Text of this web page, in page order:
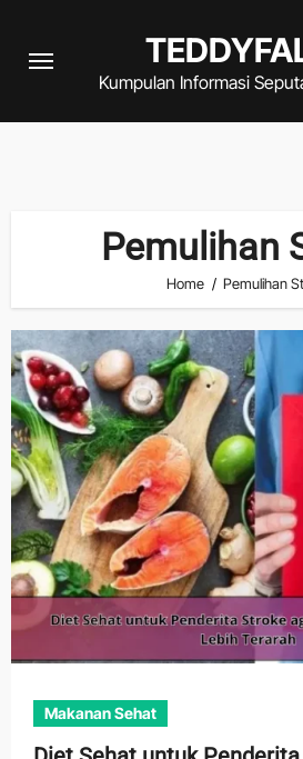
Kumpulan Informasi
Pemulihan
Home Pemulihan
Makanan Sehat